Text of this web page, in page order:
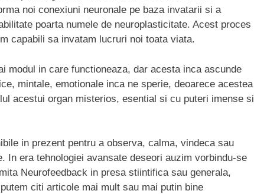
noi conexiuni neuronale pe baza invatarii si a
poarta numele de neuroplasticitate. Acest proces
capabili sa invatam lucruri noi toata viata.
modul in care functioneaza, dar acesta inca ascunde
mintale, emotionale inca ne sperie, deoarece acestea
acestui organ misterios, esential si cu puteri imense si
in prezent pentru a observa, calma, vindeca sau
In era tehnologiei avansate deseori auzim vorbindu-se
Neurofeedback in presa stiintifica sau generala,
citi articole mai mult sau mai putin bine